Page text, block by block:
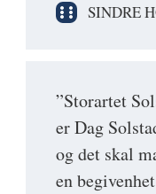
SINDRE
”Storartet
er Dag
og det skal
en